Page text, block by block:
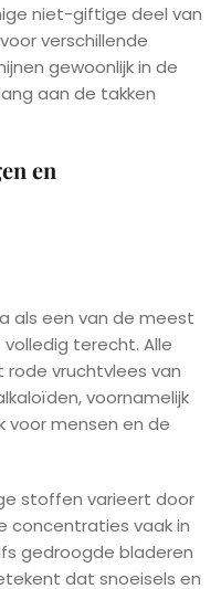
niet-giftige deel van
verschillende
gewoonlijk in de
aan de takken
en
als een van de meest
terecht. Alle
vruchtvlees van
voornamelijk
voor mensen en de
stoffen varieert door
concentraties vaak in
gedroogde bladeren
dat snoeisels en